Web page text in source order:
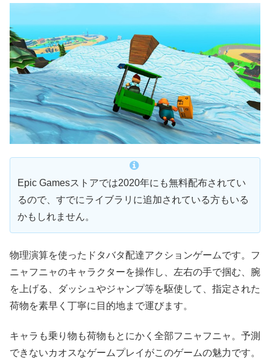
Epic Gamesストアでは2020年にも無料配布されてい
るので、すでにライブラリに追加されている方もいる
かもしれません。
物理演算を使ったドタバタ配達アクションゲームです。フ
ニャフニャのキャラクターを操作し、左右の手で掴む、腕
を上げる、ダッシュやジャンプ等を駆使して、指定された
荷物を素早く丁寧に目的地まで運びます。
キャラも乗り物も荷物もとにかく全部フニャフニャ。予測
できないカオスなゲームプレイがこのゲームの魅力です。